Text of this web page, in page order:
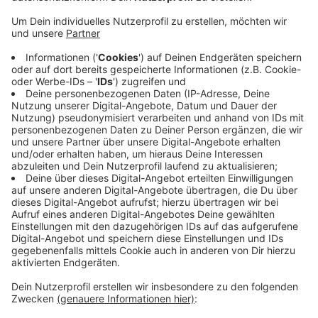
mitgehen lassen.
Veröffentlicht:Freitag, 31.05.2024 14:55
Anzeige
Das teilte die Kreispolizei mit. Geschehen sei das
Ganze in der Nacht von Mittwoch auf Donnerstag.
Außerdem entwendeten die Unbekannten einen Erste-
Hilfe-Koffer aus der Garage. Den Ketchup-Eimer
fanden die Beamten dann außerhalb des
Vereinsgeländes. Zwar nicht leer, aber kaputt. Die
Eimer-Verpackung war zerbrochen.
Anzeige